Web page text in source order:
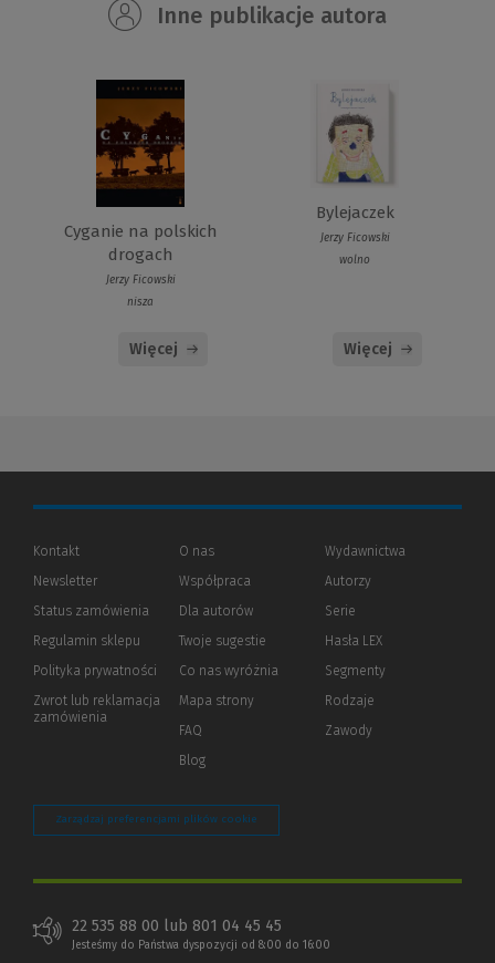
Inne publikacje autora
Cyganie na polskich
drogach
Jerzy Ficowski
nisza
Więcej
Bylejaczek
Jerzy Ficowski
wolno
Więcej
Kontakt
Newsletter
Status zamówienia
Regulamin sklepu
Polityka prywatności (Nowe
(Link
innej
Zwrot lub reklamacja
zamówienia
O nas
Współpraca
Dla autorów(Nowe
(Link
innej
Twoje sugestie
Co nas wyróżnia
Mapa strony
FAQ
Blog
Wydawnictwa
Autorzy
Serie
Hasła LEX
Segmenty
Rodzaje
Zawody
Zarządzaj preferencjami plików cookie
22 535 88 00 lub 801 04 45 45
Jesteśmy do Państwa dyspozycji od 8:00 do 16:00